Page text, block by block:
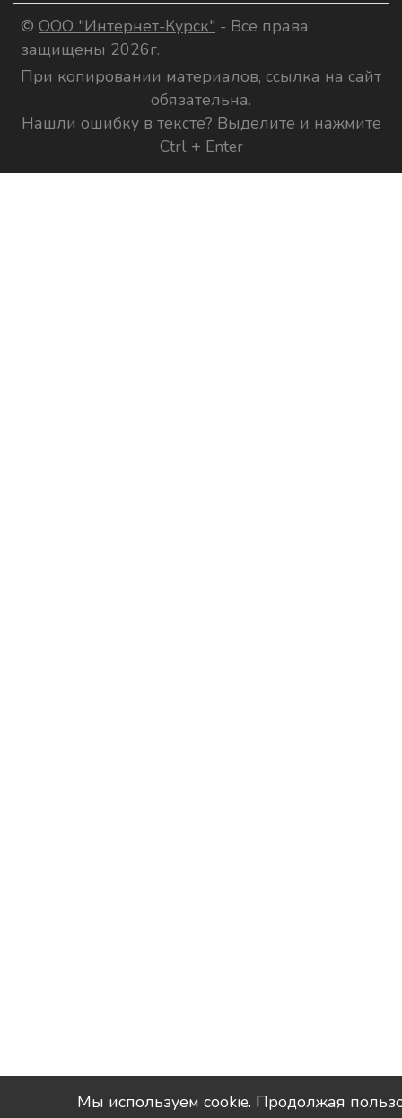
© ООО "Интернет-Курск" - Все права
защищены 2026г.
При копировании материалов, ссылка на сайт
обязательна.
Нашли ошибку в тексте? Выделите и нажмите
Ctrl + Enter
Мы используем сookie. Продолжая